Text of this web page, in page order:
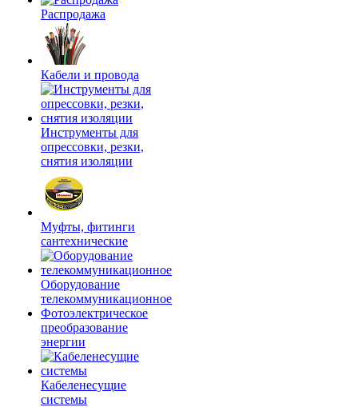
Распродажа
Кабели и провода
Инструменты для
опрессовки, резки,
снятия изоляции
Муфты, фитинги
сантехнические
Оборудование
телекоммуникационное
Фотоэлектрическое
преобразование
энергии
Кабеленесущие
системы